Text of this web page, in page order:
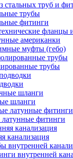
стальных труб и
трубы
фитинги
фланцы
американки
муфты (гебо)
трубы
шланги
латунные фитинги
канализация
внутренней
внутренней